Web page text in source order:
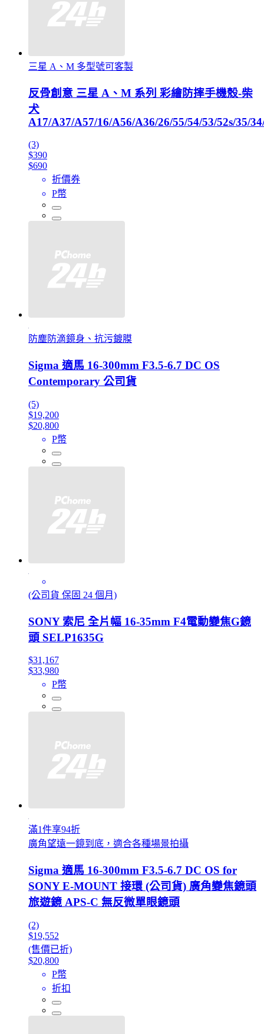
三星 A、M 多型號可客製
反骨創意 三星 A、M 系列 彩繪防摔手機殼-柴
犬
A17/A37/A57/16/A56/A36/26/55/54/53/52s/35/
(3)
$390
$690
折價券
P幣
防塵防滴鏡身、抗污鍍膜
Sigma 適馬 16-300mm F3.5-6.7 DC OS
Contemporary 公司貨
(5)
$19,200
$20,800
P幣
(公司貨 保固 24 個月)
SONY 索尼 全片幅 16-35mm F4電動變焦G鏡
頭 SELP1635G
$31,167
$33,980
P幣
滿1件享94折
廣角望遠一鏡到底，適合各種場景拍攝
Sigma 適馬 16-300mm F3.5-6.7 DC OS for
SONY E-MOUNT 接環 (公司貨) 廣角變焦鏡頭
旅遊鏡 APS-C 無反微單眼鏡頭
(2)
$19,552
(售價已折)
$20,800
P幣
折扣